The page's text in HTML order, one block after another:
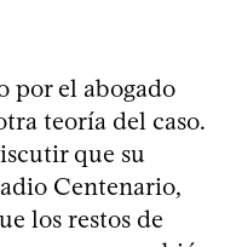
por el abogado
teoría del caso.
que su
Centenario,
los restos de